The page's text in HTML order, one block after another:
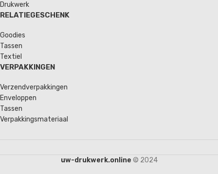
Drukwerk
RELATIEGESCHENK
Goodies
Tassen
Textiel
VERPAKKINGEN
Verzendverpakkingen
Enveloppen
Tassen
Verpakkingsmateriaal
uw-drukwerk.online © 2024